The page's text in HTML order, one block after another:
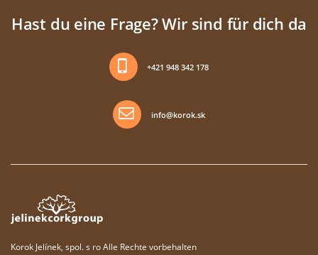
Hast du eine Frage? Wir sind für dich da
+421 948 342 178
info@korok.sk
Korok Jelínek, spol. s ro Alle Rechte vorbehalten